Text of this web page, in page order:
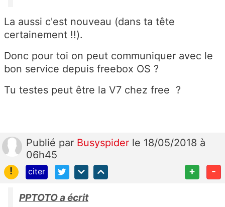
La aussi c'est nouveau (dans ta tête
certainement !!).
Donc pour toi on peut communiquer avec le
bon service depuis freebox OS ?
Tu testes peut être la V7 chez free ?
Publié par Busyspider le 18/05/2018 à
06h45
!
citer + -
PPTOTO a écrit